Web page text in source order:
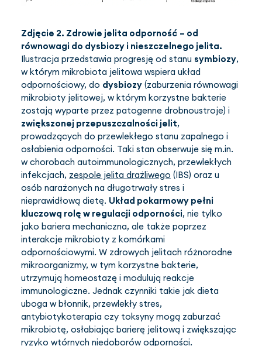
Zdjęcie 2. Zdrowie jelita odporność – od
równowagi do dysbiozy i nieszczelnego jelita.
Ilustracja przedstawia progresję od stanu symbiozy,
w którym mikrobiota jelitowa wspiera układ
odpornościowy, do dysbiozy (zaburzenia równowagi
mikrobioty jelitowej, w którym korzystne bakterie
zostają wyparte przez patogenne drobnoustroje) i
zwiększonej przepuszczalności jelit,
prowadzących do przewlekłego stanu zapalnego i
osłabienia odporności. Taki stan obserwuje się m.in.
w chorobach autoimmunologicznych, przewlekłych
infekcjach, zespole jelita drażliwego (IBS) oraz u
osób narażonych na długotrwały stres i
nieprawidłową dietę. Układ pokarmowy pełni
kluczową rolę w regulacji odporności, nie tylko
jako bariera mechaniczna, ale także poprzez
interakcje mikrobioty z komórkami
odpornościowymi. W zdrowych jelitach różnorodne
mikroorganizmy, w tym korzystne bakterie,
utrzymują homeostazę i modulują reakcje
immunologiczne. Jednak czynniki takie jak dieta
uboga w błonnik, przewlekły stres,
antybiotykoterapia czy toksyny mogą zaburzać
mikrobiotę, osłabiając barierę jelitową i zwiększając
ryzyko wtórnych niedoborów odporności.